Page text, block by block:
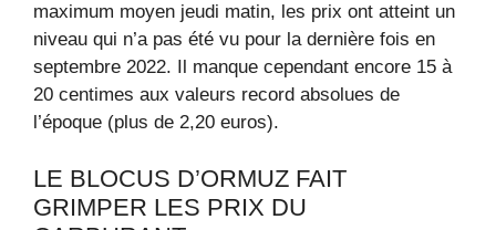
maximum moyen jeudi matin, les prix ont atteint un
niveau qui n’a pas été vu pour la dernière fois en
septembre 2022. Il manque cependant encore 15 à
20 centimes aux valeurs record absolues de
l’époque (plus de 2,20 euros).
LE BLOCUS D’ORMUZ FAIT
GRIMPER LES PRIX DU